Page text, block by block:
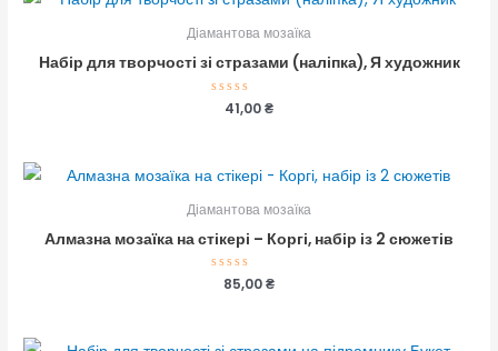
Діамантова мозаїка
Набір для творчості зі стразами (наліпка), Я художник
Оцінено
41,00₴
Діамантова мозаїка
Алмазна мозаїка на стікері – Коргі, набір із 2 сюжетів
Оцінено
85,00₴